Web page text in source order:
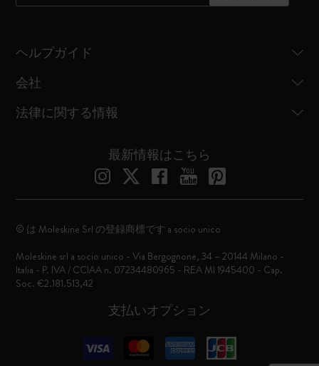
ヘルプガイド
会社
法律に関する情報
最新情報はこちら
支払いオプション
© は Moleskine Srl の登録商標です a socio unico
Moleskine srl a socio unico - Via Bergognone, 34 – 20144 Milano -
Italia - P. IVA / CCIAA n. 07234480965 - REA MI 1945400 - Cap.
Soc. €2.181.513,42